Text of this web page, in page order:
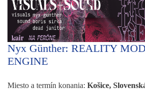
Nyx Günther: REALITY
ENGINE
Miesto a termín konania: Košice,